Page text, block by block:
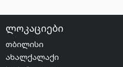
ლოკაციები
თბილისი
ახალქალაქი